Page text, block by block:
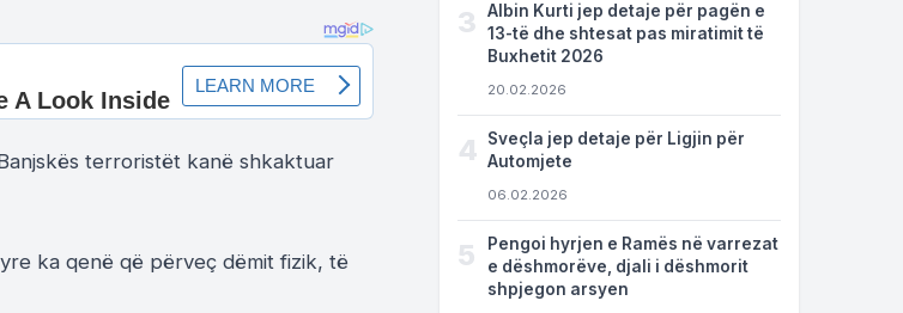
terroristët kanë shkaktuar
ka qenë që përveç dëmit fizik, të
3
Albin Kurti jep detaje për pagën e
13-të dhe shtesat pas miratimit të
Buxhetit 2026
20.02.2026
4
Sveçla jep detaje për Ligjin për
Automjete
06.02.2026
5
Pengoi hyrjen e Ramës në varrezat
e dëshmorëve, djali i dëshmorit
shpjegon arsyen